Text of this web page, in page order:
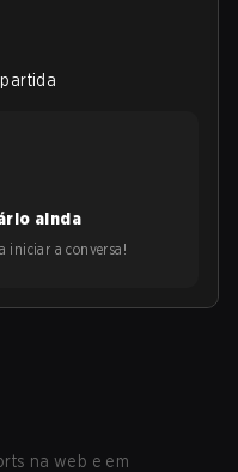
ainda
iniciar a conversa!
na web e em